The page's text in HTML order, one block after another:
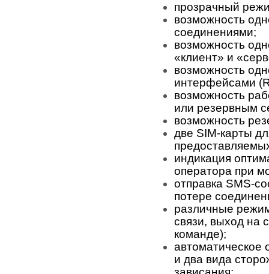
прозрачный
возможность
соединениями;
возможность
«клиент» и
возможность
интерфейсами
возможность
или резервным
возможность
две SIM-карты
индикация
оператора при
отправка SMS-
потере
различные
связи, выход на
команде);
автоматическое
и два вида